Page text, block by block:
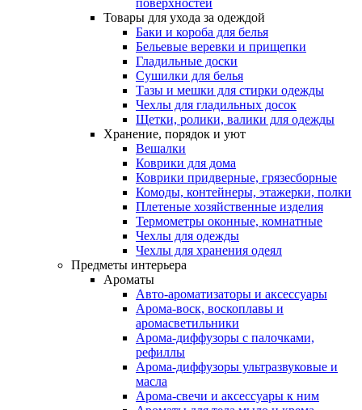
поверхностей
Товары для ухода за одеждой
Баки и короба для белья
Бельевые веревки и прищепки
Гладильные доски
Сушилки для белья
Тазы и мешки для стирки одежды
Чехлы для гладильных досок
Щетки, ролики, валики для одежды
Хранение, порядок и уют
Вешалки
Коврики для дома
Коврики придверные, грязесборные
Комоды, контейнеры, этажерки, полки
Плетеные хозяйственные изделия
Термометры оконные, комнатные
Чехлы для одежды
Чехлы для хранения одеял
Предметы интерьера
Ароматы
Авто-ароматизаторы и аксессуары
Арома-воск, воскоплавы и
аромасветильники
Арома-диффузоры с палочками,
рефиллы
Арома-диффузоры ультразвуковые и
масла
Арома-свечи и аксессуары к ним